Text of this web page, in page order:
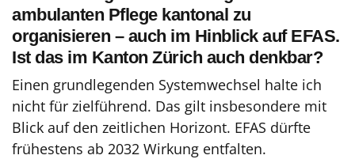
ambulanten Pflege kantonal zu
organisieren – auch im Hinblick auf EFAS.
Ist das im Kanton Zürich auch denkbar?
Einen grundlegenden Systemwechsel halte ich
nicht für zielführend. Das gilt insbesondere mit
Blick auf den zeitlichen Horizont. EFAS dürfte
frühestens ab 2032 Wirkung entfalten.